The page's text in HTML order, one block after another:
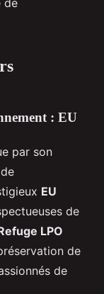
de
: EU
par son
EU
de
LPO
de
de